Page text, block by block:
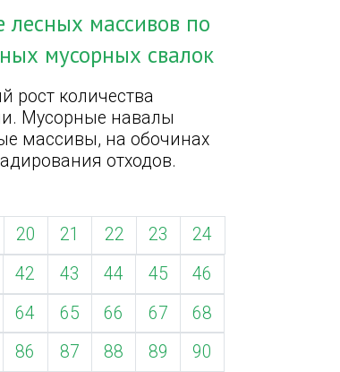
массивов по
мусорных свалок
рост количества
Мусорные навалы
массивы, на обочинах
отходов.
20 21 22 23
24
42 43 44 45
46
64 65 66 67
68
86 87 88 89 90